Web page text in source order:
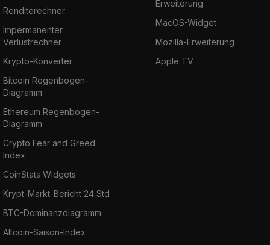
Renditerechner
Impermanenter
Verlustrechner
Krypto-Konverter
Bitcoin Regenbogen-
Diagramm
Ethereum Regenbogen-
Diagramm
Crypto Fear and Greed
Index
CoinStats Widgets
Krypt-Markt-Bericht 24 Std
BTC-Dominanzdiagramm
Altcoin-Saison-Index
Erweiterung
MacOS-Widget
Mozilla-Erweiterung
Apple TV